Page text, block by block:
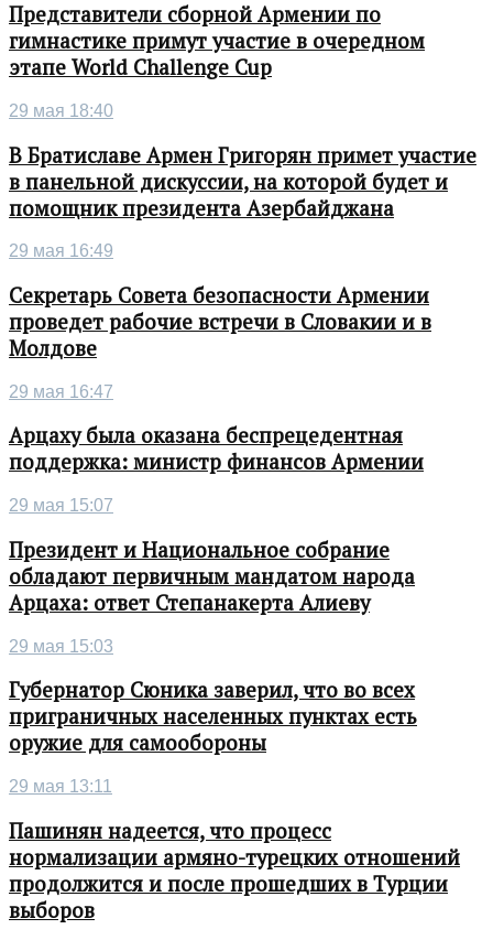
Представители сборной Армении по
гимнастике примут участие в очередном
этапе World Challenge Cup
29 мая 18:40
В Братиславе Армен Григорян примет участие
в панельной дискуссии, на которой будет и
помощник президента Азербайджана
29 мая 16:49
Секретарь Совета безопасности Армении
проведет рабочие встречи в Словакии и в
Молдове
29 мая 16:47
Арцаху была оказана беспрецедентная
поддержка: министр финансов Армении
29 мая 15:07
Президент и Национальное собрание
обладают первичным мандатом народа
Арцаха: ответ Степанакерта Алиеву
29 мая 15:03
Губернатор Сюника заверил, что во всех
приграничных населенных пунктах есть
оружие для самообороны
29 мая 13:11
Пашинян надеется, что процесс
нормализации армяно-турецких отношений
продолжится и после прошедших в Турции
выборов